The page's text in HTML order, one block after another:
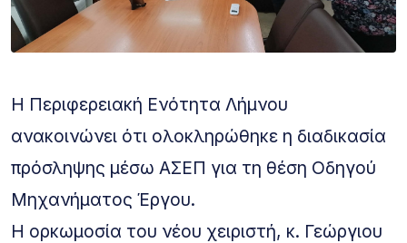
Η Περιφερειακή Ενότητα Λήμνου
ανακοινώνει ότι ολοκληρώθηκε η διαδικασία
πρόσληψης μέσω ΑΣΕΠ για τη θέση Οδηγού
Μηχανήματος Έργου.
Η ορκωμοσία του νέου χειριστή, κ. Γεώργιου